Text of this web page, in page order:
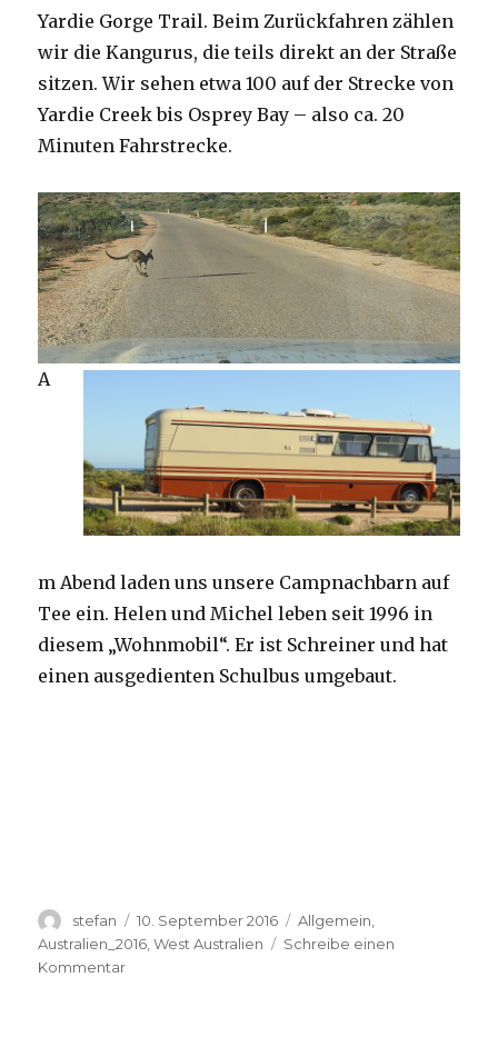
Yardie Gorge Trail. Beim Zurückfahren zählen
wir die Kangurus, die teils direkt an der Straße
sitzen. Wir sehen etwa 100 auf der Strecke von
Yardie Creek bis Osprey Bay – also ca. 20
Minuten Fahrstrecke.
A
m Abend laden uns unsere Campnachbarn auf
Tee ein. Helen und Michel leben seit 1996 in
diesem „Wohnmobil“. Er ist Schreiner und hat
einen ausgedienten Schulbus umgebaut.
Autor
stefan
Veröffentlicht
am
10. September 2016 Kategorien
Allgemein
Australien_2016 ,West Australien
Schreibe einen
Kommentarzu